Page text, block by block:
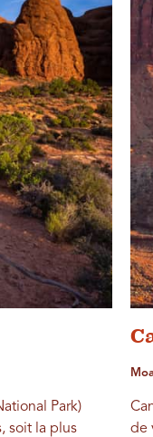
Park)
soit la plus
de